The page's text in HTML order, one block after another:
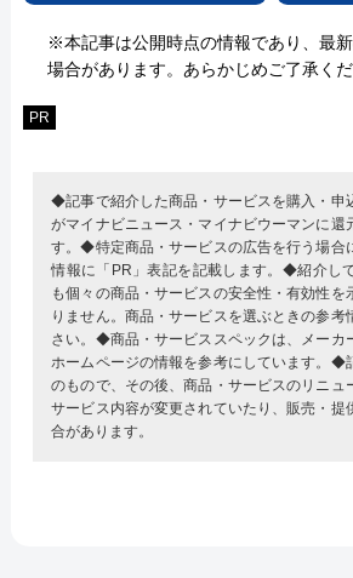
※本記事は公開時点の情報であり、最
場合があります。あらかじめご了承くだ
PR
◆記事で紹介した商品・サービスを購入・申
がマイナビニュース・マイナビウーマンに還
す。◆特定商品・サービスの広告を行う場合
情報に「PR」表記を記載します。◆紹介し
も個々の商品・サービスの安全性・有効性を
りません。商品・サービスを選ぶときの参考
さい。◆商品・サービススペックは、メーカ
ホームページの情報を参考にしています。◆
のもので、その後、商品・サービスのリニュ
サービス内容が変更されていたり、販売・提
合があります。